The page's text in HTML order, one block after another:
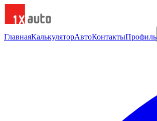
ГлавнаяКалькуляторАвтоКонтактыПрофиль